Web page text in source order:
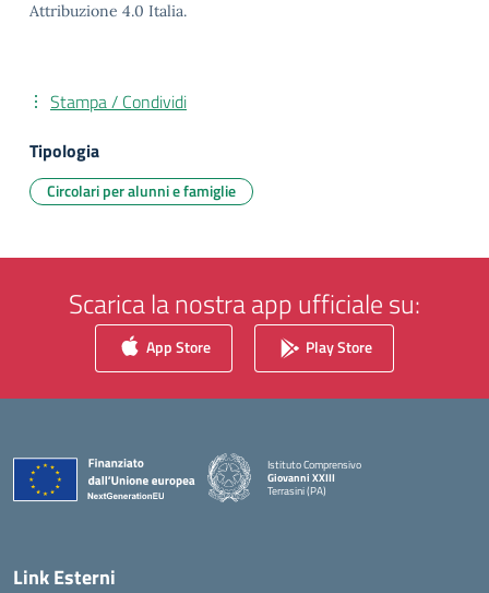
Attribuzione 4.0 Italia.
Stampa / Condividi
Tipologia
Circolari per alunni e famiglie
Scarica la nostra app ufficiale su:
App Store Play Store
Istituto Comprensivo
Giovanni XXIII
Terrasini (PA)
Link Esterni